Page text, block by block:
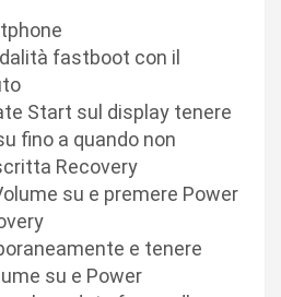
fastboot con il
Start sul display tenere
fino a quando non
Recovery
su e premere Power
e tenere
su e Power